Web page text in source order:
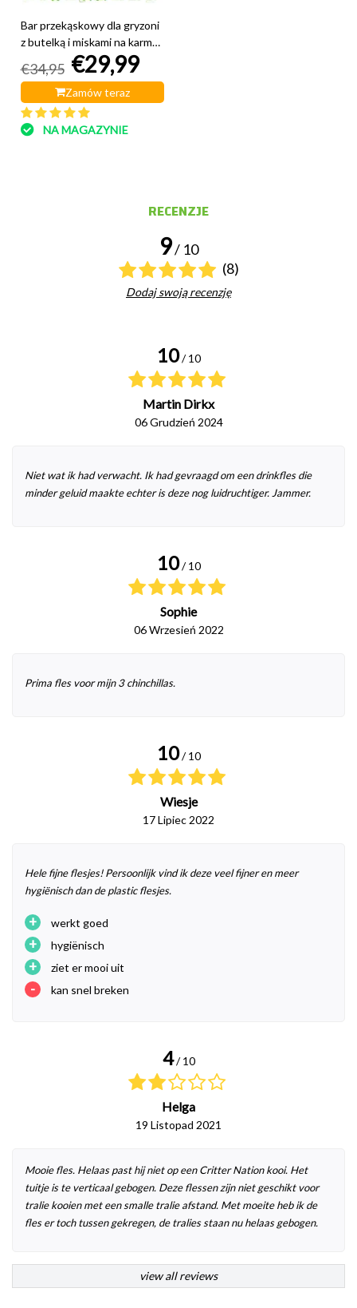
Bar przekąskowy dla gryzoni
z butelką i miskami na karmę
€34,95 €29,99
Zamów teraz
NA MAGAZYNIE
RECENZJE
9/ 10
(8)
Dodaj swoją recenzję
10 / 10
Martin Dirkx
06 Grudzień 2024
Niet wat ik had verwacht. Ik had gevraagd om een drinkfles die
minder geluid maakte echter is deze nog luidruchtiger. Jammer.
10 / 10
Sophie
06 Wrzesień 2022
Prima fles voor mijn 3 chinchillas.
10 / 10
Wiesje
17 Lipiec 2022
Hele fijne flesjes! Persoonlijk vind ik deze veel fijner en meer
hygiënisch dan de plastic flesjes.
+ werkt goed
+ hygiënisch
+ ziet er mooi uit
- kan snel breken
4 / 10
Helga
19 Listopad 2021
Mooie fles. Helaas past hij niet op een Critter Nation kooi. Het
tuitje is te verticaal gebogen. Deze flessen zijn niet geschikt voor
tralie kooien met een smalle tralie afstand. Met moeite heb ik de
fles er toch tussen gekregen, de tralies staan nu helaas gebogen.
view all reviews